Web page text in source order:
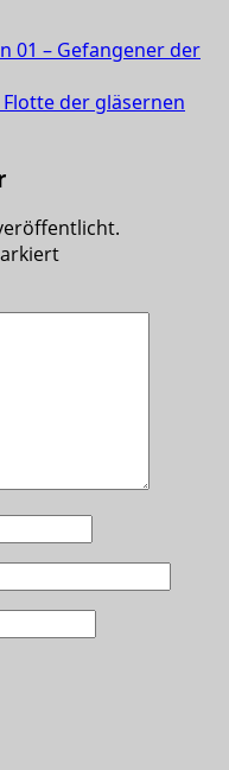
01 – Gefangener der
Flotte der gläsernen